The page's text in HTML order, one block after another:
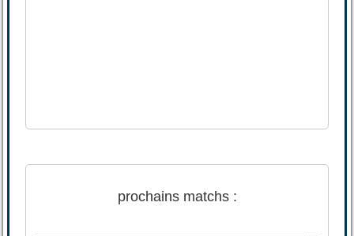
prochains matchs :